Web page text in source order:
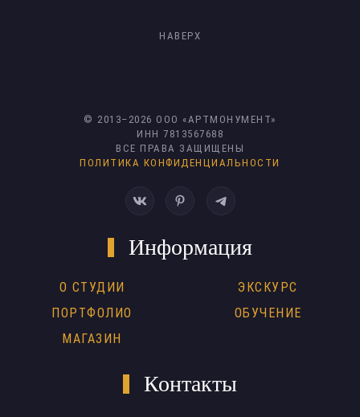
НАВЕРХ
© 2013– 2026 ООО «АРТМОНУМЕНТ»
ИНН 7813567688
ВСЕ ПРАВА ЗАЩИЩЕНЫ
ПОЛИТИКА КОНФИДЕНЦИАЛЬНОСТИ
Информация
О СТУДИИ
ПОРТФОЛИО
МАГАЗИН
ЭКСКУРС
ОБУЧЕНИЕ
Контакты